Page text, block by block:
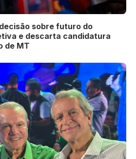
sobre futuro do
e descarta candidatura
de MT